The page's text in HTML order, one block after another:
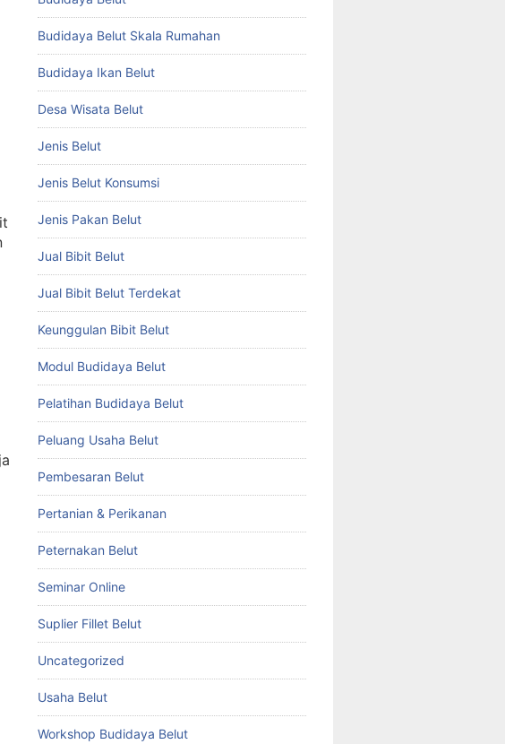
Budidaya Belut Skala Rumahan
Budidaya Ikan Belut
Desa Wisata Belut
Jenis Belut
Jenis Belut Konsumsi
Jenis Pakan Belut
Jual Bibit Belut
Jual Bibit Belut Terdekat
Keunggulan Bibit Belut
Modul Budidaya Belut
Pelatihan Budidaya Belut
Peluang Usaha Belut
Pembesaran Belut
Pertanian & Perikanan
Peternakan Belut
Seminar Online
Suplier Fillet Belut
Uncategorized
Usaha Belut
Workshop Budidaya Belut